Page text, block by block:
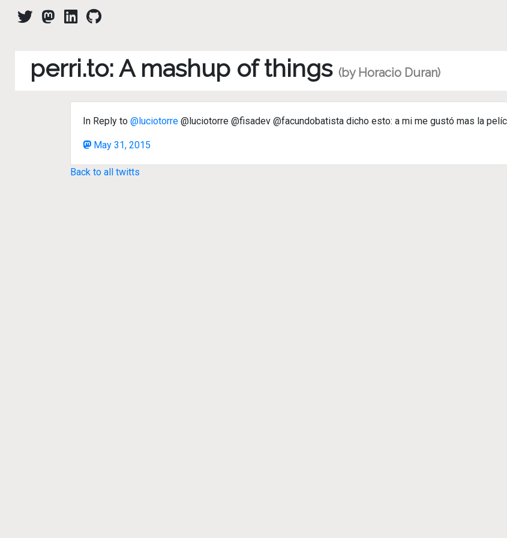
perri.to: A mashup of things (by Horacio Duran)
In Reply to @luciotorre @luciotorre @fisadev @facundobatista dicho esto: a mi me gustó mas la
May 31, 2015
Back to all twitts